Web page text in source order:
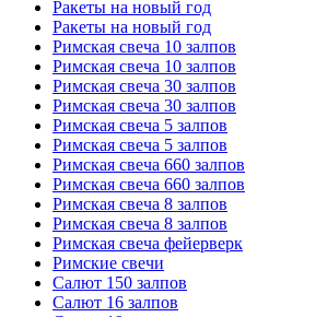
Ракеты на новый год
Ракеты на новый год
Римская свеча 10 залпов
Римская свеча 10 залпов
Римская свеча 30 залпов
Римская свеча 30 залпов
Римская свеча 5 залпов
Римская свеча 5 залпов
Римская свеча 660 залпов
Римская свеча 660 залпов
Римская свеча 8 залпов
Римская свеча 8 залпов
Римская свеча фейерверк
Римские свечи
Салют 150 залпов
Салют 16 залпов